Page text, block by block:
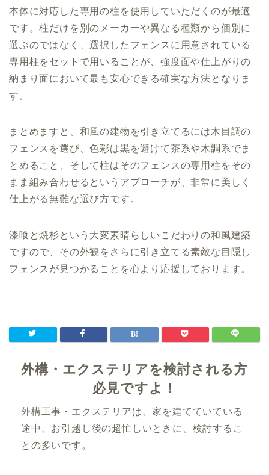
本体に対応した専用の柱を使用していただくのが最適
です。柱だけを別のメーカーや異なる種類から個別に
選ぶのではなく、選択したフェンスに用意されている
専用柱をセットで用いることが、強度面や仕上がりの
納まり面において最も安心できる確実な方法となりま
す。
まとめますと、和風の建物を引き立てるには木目調の
フェンスを選び、色彩は黒を避けて茶系や木調系でま
とめること、そして柱はそのフェンスの専用柱をその
まま組み合わせるというアプローチが、非常に美しく
仕上がる無難な選び方です。
漆喰と焼杉という大変素晴らしいこだわりの和風建築
ですので、その外観をさらに引き立てる素敵な目隠し
フェンスが見つかることを心より応援しております。
外構・エクステリアを検討される方
必見ですよ！
外構工事・エクステリアは、家を建てていている
途中、お引越し後の超忙しいときに、検討するこ
との多いです。